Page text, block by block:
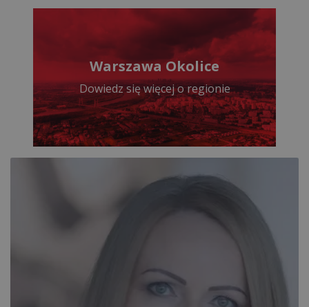
Warszawa Okolice
Dowiedz się więcej o regionie